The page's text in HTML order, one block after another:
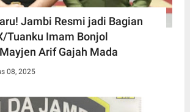
Jambi Resmi jadi Bagian
Tuanku Imam Bonjol
Arif Gajah Mada
08, 2025